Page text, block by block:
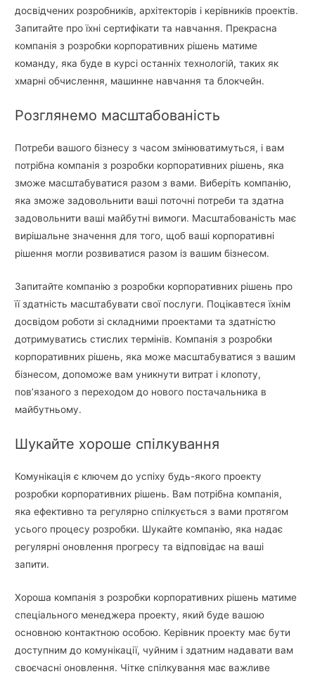
досвідчених розробників, архітекторів і керівників проектів.
Запитайте про їхні сертифікати та навчання. Прекрасна
компанія з розробки корпоративних рішень матиме
команду, яка буде в курсі останніх технологій, таких як
хмарні обчислення, машинне навчання та блокчейн.
Розглянемо масштабованість
Потреби вашого бізнесу з часом змінюватимуться, і вам
потрібна компанія з розробки корпоративних рішень, яка
зможе масштабуватися разом з вами. Виберіть компанію,
яка зможе задовольнити ваші поточні потреби та здатна
задовольнити ваші майбутні вимоги. Масштабованість має
вирішальне значення для того, щоб ваші корпоративні
рішення могли розвиватися разом із вашим бізнесом.
Запитайте компанію з розробки корпоративних рішень про
її здатність масштабувати свої послуги. Поцікавтеся їхнім
досвідом роботи зі складними проектами та здатністю
дотримуватись стислих термінів. Компанія з розробки
корпоративних рішень, яка може масштабуватися з вашим
бізнесом, допоможе вам уникнути витрат і клопоту,
пов’язаного з переходом до нового постачальника в
майбутньому.
Шукайте хороше спілкування
Комунікація є ключем до успіху будь-якого проекту
розробки корпоративних рішень. Вам потрібна компанія,
яка ефективно та регулярно спілкується з вами протягом
усього процесу розробки. Шукайте компанію, яка надає
регулярні оновлення прогресу та відповідає на ваші
запити.
Хороша компанія з розробки корпоративних рішень матиме
спеціального менеджера проекту, який буде вашою
основною контактною особою. Керівник проекту має бути
доступним до комунікації, чуйним і здатним надавати вам
своєчасні оновлення. Чітке спілкування має важливе